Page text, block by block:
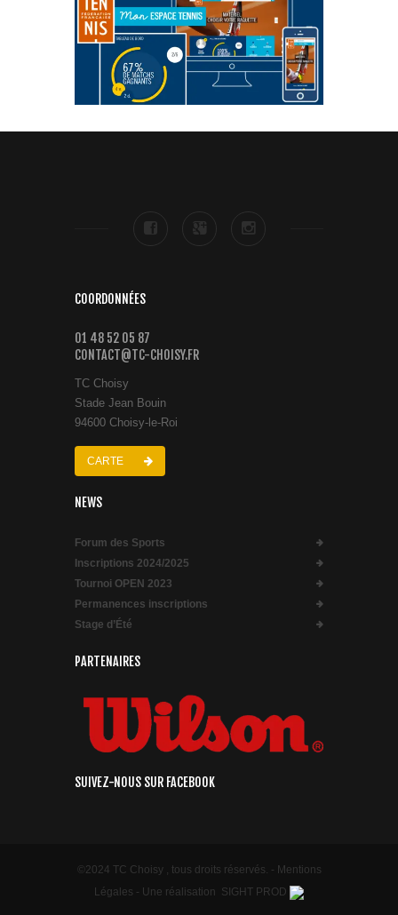
COORDONNÉES
01 48 52 05 87
CONTACT@TC-CHOISY.FR
TC Choisy
Stade Jean Bouin
94600 Choisy-le-Roi
CARTE
NEWS
Forum des Sports
Inscriptions 2024/2025
Tournoi OPEN 2023
Permanences inscriptions
Stage d’Été
PARTENAIRES
SUIVEZ-NOUS SUR FACEBOOK
©2024 TC Choisy , tous droits réservés. - Mentions
Légales - Une réalisation SIGHT PROD